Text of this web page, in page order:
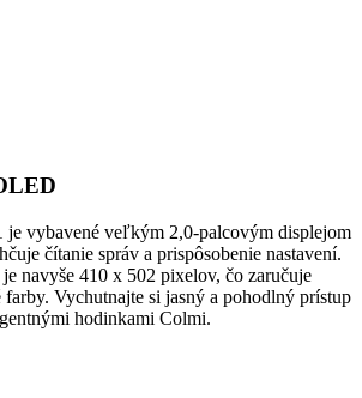
je vybavené veľkým 2,0-palcovým displejom
čítanie správ a prispôsobenie nastavení.
navyše 410 x 502 pixelov, čo zaručuje
Vychutnajte si jasný a pohodlný prístup
hodinkami Colmi.